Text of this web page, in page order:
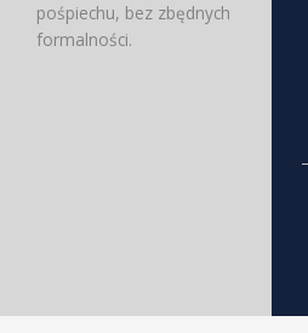
pośpiechu, bez zbędnych
formalności.